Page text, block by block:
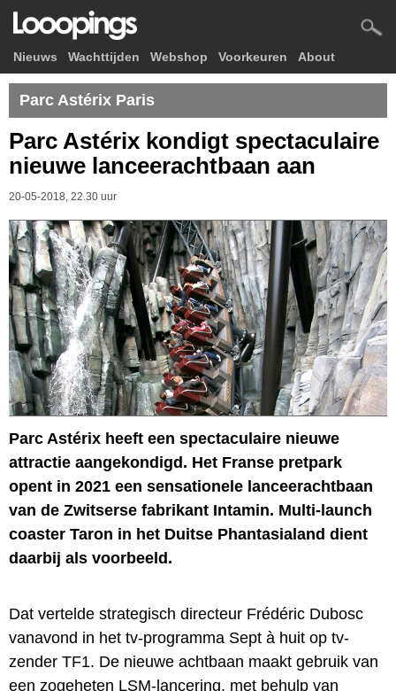
Nieuws Wachttijden Webshop Voorkeuren About
Parc Astérix Paris
Parc Astérix kondigt spectaculaire
nieuwe lanceerachtbaan aan
20-05-2018, 22.30 uur
Parc Astérix heeft een spectaculaire nieuwe
attractie aangekondigd. Het Franse pretpark
opent in 2021 een sensationele lanceerachtbaan
van de Zwitserse fabrikant Intamin. Multi-launch
coaster Taron in het Duitse Phantasialand dient
daarbij als voorbeeld.
Dat vertelde strategisch directeur Frédéric Dubosc
vanavond in het tv-programma Sept à huit op tv-
zender TF1. De nieuwe achtbaan maakt gebruik van
een zogeheten LSM-lancering, met behulp van